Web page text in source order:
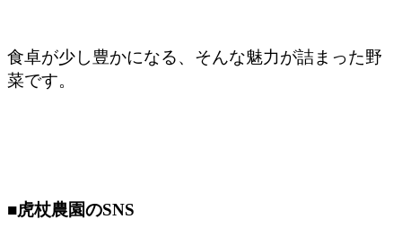
食卓が少し豊かになる、そんな魅力が詰まった野
菜です。
■虎杖農園のSNS